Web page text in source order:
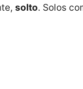
solto. Solos